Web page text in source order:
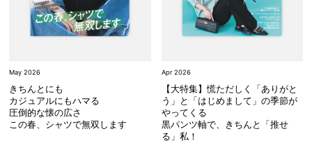
May 2026
きちんとにも
カジュアルにもハマる
圧倒的な懐の広さ
この春、シャツで無双します
Apr 2026
【大特集】慌ただしく「ありがと
う」と「はじめまして」の季節が
やってくる
黒パンツ軸で、きちんと「推せ
る」私！